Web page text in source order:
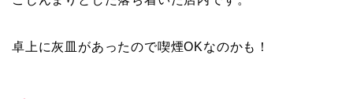
卓上に灰皿があったので喫煙OKなのかも！